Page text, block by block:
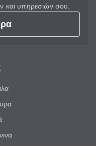
και υπηρεσιών σου.